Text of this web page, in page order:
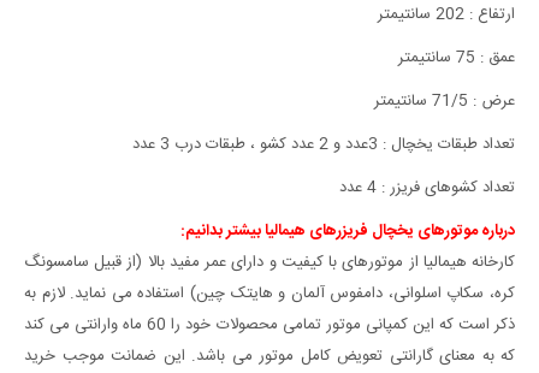
ارتفاع : 202 سانتیمتر
عمق : 75 سانتیمتر
عرض : 71/5 سانتیمتر
تعداد طبقات یخچال : 3عدد و 2 عدد کشو ، طبقات درب 3 عدد
تعداد کشوهای فریزر : 4 عدد
درباره موتورهای یخچال فریزرهای هیمالیا بیشتر بدانیم:
کارخانه هیمالیا از موتورهای با کیفیت و دارای عمر مفید بالا (از قبیل سامسونگ
کره، سکاپ اسلوانی، دامفوس آلمان و هایتک چین) استفاده می نماید. لازم به
ذکر است که این کمپانی موتور تمامی محصولات خود را 60 ماه وارانتی می کند
که به معنای گارانتی تعویض کامل موتور می باشد. این ضمانت موجب خرید